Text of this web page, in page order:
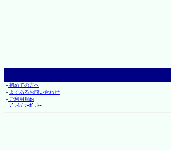
├初めての方へ
├ よくあるお問い合わせ
├ご利用規約
└ﾌﾟﾗｲﾊﾞｼｰﾎﾟﾘｼｰ